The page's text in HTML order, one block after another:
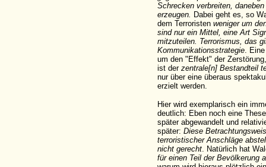
Schrecken verbreiten,
erzeugen. Dabei geht es, so
dem Terroristen weniger um
sind nur ein Mittel, eine Art
mitzuteilen. Terrorismus, das
Kommunikationsstrategie.
um den "Effekt" der
ist der zentrale[n] Bestandteil
nur über eine überaus
erzielt werden.
Hier wird exemplarisch ein
deutlich: Eben noch eine
später abgewandelt und
später: Diese
terroristischer Anschläge
nicht gerecht. Natürlich hat
für einen Teil der Bevölkerung